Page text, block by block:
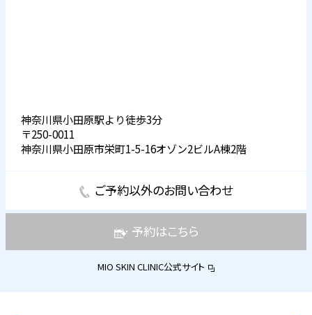
神奈川県小田原駅より徒歩3分
〒250-0011
神奈川県小田原市栄町1-5-16オゾン2ビルA棟2階
ご予約以外のお問い合わせ
予約はこちら
MIO SKIN CLINIC公式サイト